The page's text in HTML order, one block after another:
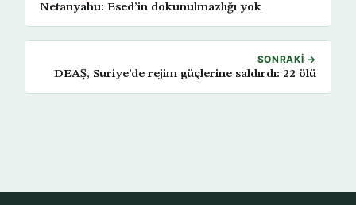
Netanyahu: Esed’in dokunulmazlığı yok
SONRAKI →
DEAŞ, Suriye’de rejim güçlerine saldırdı: 22 ölü